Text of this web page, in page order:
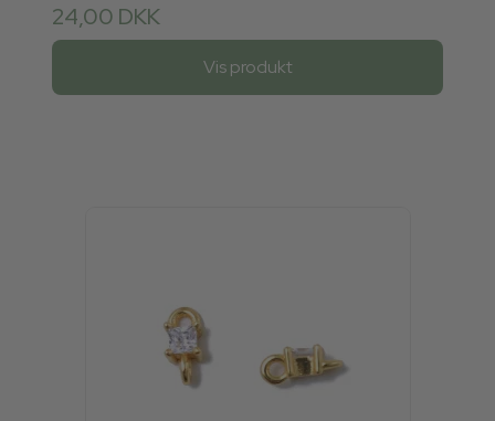
24,00 DKK
Vis produkt